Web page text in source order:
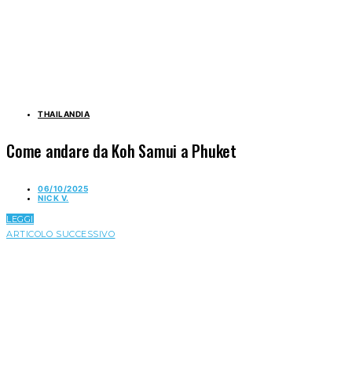
THAILANDIA
Come andare da Koh Samui a Phuket
06/10/2025
NICK V.
LEGGI
ARTICOLO SUCCESSIVO